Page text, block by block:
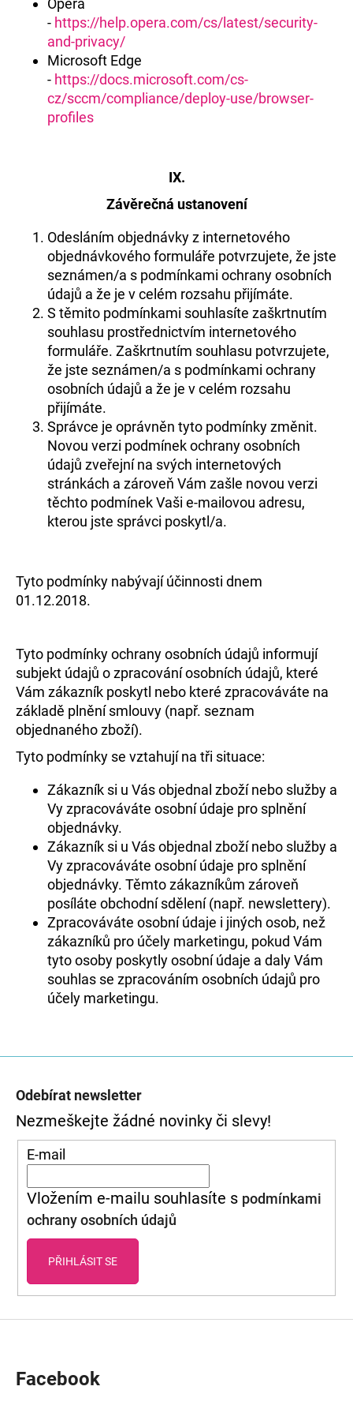
Opera
- https://help.opera.com/cs/latest/security-
and-privacy/
Microsoft Edge
- https://docs.microsoft.com/cs-
cz/sccm/compliance/deploy-use/browser-
profiles
IX.
Závěrečná ustanovení
Odesláním objednávky z internetového
objednávkového formuláře potvrzujete, že jste
seznámen/a s podmínkami ochrany osobních
údajů a že je v celém rozsahu přijímáte.
S těmito podmínkami souhlasíte zaškrtnutím
souhlasu prostřednictvím internetového
formuláře. Zaškrtnutím souhlasu potvrzujete,
že jste seznámen/a s podmínkami ochrany
osobních údajů a že je v celém rozsahu
přijímáte.
Správce je oprávněn tyto podmínky změnit.
Novou verzi podmínek ochrany osobních
údajů zveřejní na svých internetových
stránkách a zároveň Vám zašle novou verzi
těchto podmínek Vaši e-mailovou adresu,
kterou jste správci poskytl/a.
Tyto podmínky nabývají účinnosti dnem
01.12.2018.
Tyto podmínky ochrany osobních údajů informují
subjekt údajů o zpracování osobních údajů, které
Vám zákazník poskytl nebo které zpracováváte na
základě plnění smlouvy (např. seznam
objednaného zboží).
Tyto podmínky se vztahují na tři situace:
Zákazník si u Vás objednal zboží nebo služby a
Vy zpracováváte osobní údaje pro splnění
objednávky.
Zákazník si u Vás objednal zboží nebo služby a
Vy zpracováváte osobní údaje pro splnění
objednávky. Těmto zákazníkům zároveň
posíláte obchodní sdělení (např. newslettery).
Zpracováváte osobní údaje i jiných osob, než
zákazníků pro účely marketingu, pokud Vám
tyto osoby poskytly osobní údaje a daly Vám
souhlas se zpracováním osobních údajů pro
účely marketingu.
ÁOdebírat newsletter
Nezmeškejte žádné novinky či slevy!
E-mail
Vložením e-mailu souhlasíte s podmínkami
ochrany osobních údajů
PŘIHLÁSIT SE
Facebook